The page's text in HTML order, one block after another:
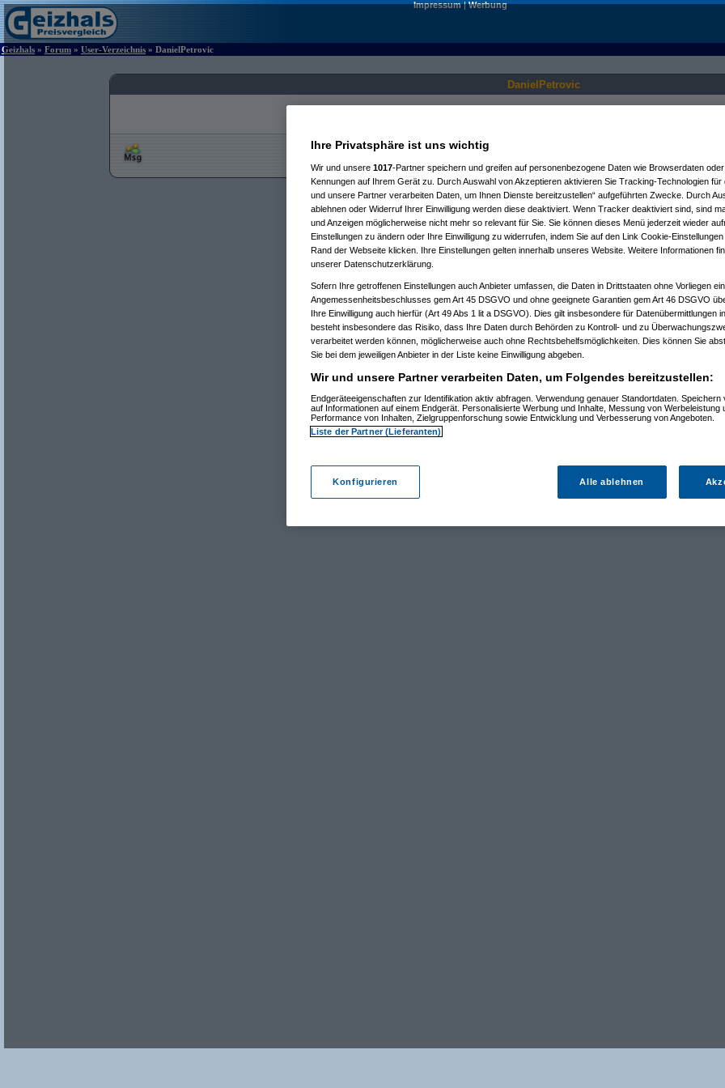
Impressum|Werbung
Geizhals » Forum » User-Verzeichnis » DanielPetrovic
DanielPetrovic
Ihre Privatsphäre ist uns wichtig
Wir und unsere 1017-Partner speichern und greifen auf personenbezogene Daten wie Browserdaten
Kennungen auf Ihrem Gerät zu. Durch Auswahl von Akzeptieren aktivieren Sie Tracking-Technologien für
und unsere Partner verarbeiten Daten, um Ihnen Dienste bereitzustellen“ aufgeführten Zwecke. Durch
ablehnen oder Widerruf Ihrer Einwilligung werden diese deaktiviert. Wenn Tracker deaktiviert sind, sind
und Anzeigen möglicherweise nicht mehr so relevant für Sie. Sie können dieses Menü jederzeit wieder
Einstellungen zu ändern oder Ihre Einwilligung zu widerrufen, indem Sie auf den Link Cookie-
Rand der Webseite klicken. Ihre Einstellungen gelten innerhalb unseres Website. Weitere Informationen
unserer Datenschutzerklärung.
Sofern Ihre getroffenen Einstellungen auch Anbieter umfassen, die Daten in Drittstaaten ohne Vorliegen
Angemessenheitsbeschlusses gem Art 45 DSGVO und ohne geeignete Garantien gem Art 46 DSGVO
Ihre Einwilligung auch hierfür (Art 49 Abs 1 lit a DSGVO). Dies gilt insbesondere für Datenübermittlungen
besteht insbesondere das Risiko, dass Ihre Daten durch Behörden zu Kontroll- und zu
verarbeitet werden können, möglicherweise auch ohne Rechtsbehelfsmöglichkeiten. Dies können Sie
Sie bei dem jeweiligen Anbieter in der Liste keine Einwilligung abgeben.
Wir und unsere Partner verarbeiten Daten, um Folgendes bereitzustellen:
Endgeräteeigenschaften zur Identifikation aktiv abfragen. Verwendung genauer Standortdaten. Speichern
auf Informationen auf einem Endgerät. Personalisierte Werbung und Inhalte, Messung von Werbeleistung
Performance von Inhalten, Zielgruppenforschung sowie Entwicklung und Verbesserung von Angeboten.
Liste der Partner (Lieferanten)
Konfigurieren Alle ablehnen